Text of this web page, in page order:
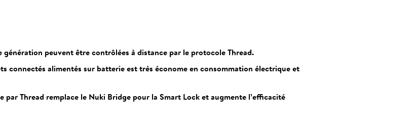
génération peuvent être contrôlées à distance par le protocole Thread.
connectés alimentés sur batterie est très économe en consommation électrique et
Thread remplace le Nuki Bridge pour la Smart Lock et augmente l’efficacité